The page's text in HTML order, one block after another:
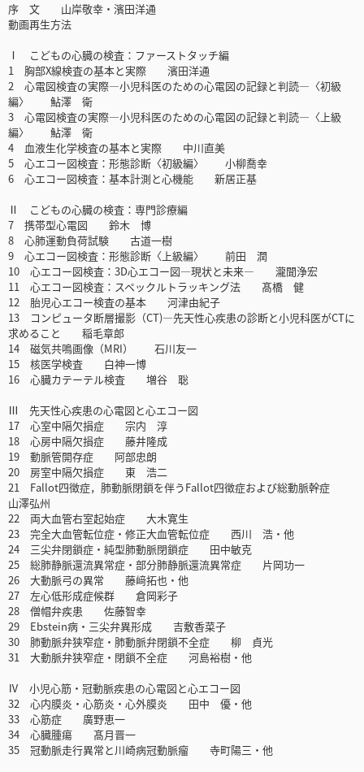
序 文 山岸敬幸・濱田洋通
動画再生方法
Ⅰ こどもの心臓の検査：ファーストタッチ編
1 胸部X線検査の基本と実際 濱田洋通
2 心電図検査の実際―小児科医のための心電図の記録と判読―〈初級
編〉 鮎澤 衛
3 心電図検査の実際―小児科医のための心電図の記録と判読―〈上級
編〉 鮎澤 衛
4 血液生化学検査の基本と実際 中川直美
5 心エコー図検査：形態診断〈初級編〉 小柳喬幸
6 心エコー図検査：基本計測と心機能 新居正基
Ⅱ こどもの心臓の検査：専門診療編
7 携帯型心電図 鈴木 博
8 心肺運動負荷試験 古道一樹
9 心エコー図検査：形態診断〈上級編〉 前田 潤
10 心エコー図検査：3D心エコー図―現状と未来― 瀧聞浄宏
11 心エコー図検査：スペックルトラッキング法 髙橋 健
12 胎児心エコー検査の基本 河津由紀子
13 コンピュータ断層撮影（CT)―先天性心疾患の診断と小児科医がCTに
求めること 稲毛章郎
14 磁気共鳴画像（MRI） 石川友一
15 核医学検査 白神一博
16 心臓カテーテル検査 増谷 聡
Ⅲ 先天性心疾患の心電図と心エコー図
17 心室中隔欠損症 宗内 淳
18 心房中隔欠損症 藤井隆成
19 動脈管開存症 阿部忠朗
20 房室中隔欠損症 東 浩二
21 Fallot四徴症，肺動脈閉鎖を伴うFallot四徴症および総動脈幹症
山澤弘州
22 両大血管右室起始症 大木寛生
23 完全大血管転位症・修正大血管転位症 西川 浩・他
24 三尖弁閉鎖症・純型肺動脈閉鎖症 田中敏克
25 総肺静脈還流異常症・部分肺静脈還流異常症 片岡功一
26 大動脈弓の異常 藤﨑拓也・他
27 左心低形成症候群 倉岡彩子
28 僧帽弁疾患 佐藤智幸
29 Ebstein病・三尖弁異形成 吉敷香菜子
30 肺動脈弁狭窄症・肺動脈弁閉鎖不全症 柳 貞光
31 大動脈弁狭窄症・閉鎖不全症 河島裕樹・他
Ⅳ 小児心筋・冠動脈疾患の心電図と心エコー図
32 心内膜炎・心筋炎・心外膜炎 田中 優・他
33 心筋症 廣野恵一
34 心臓腫瘍 髙月晋一
35 冠動脈走行異常と川崎病冠動脈瘤 寺町陽三・他